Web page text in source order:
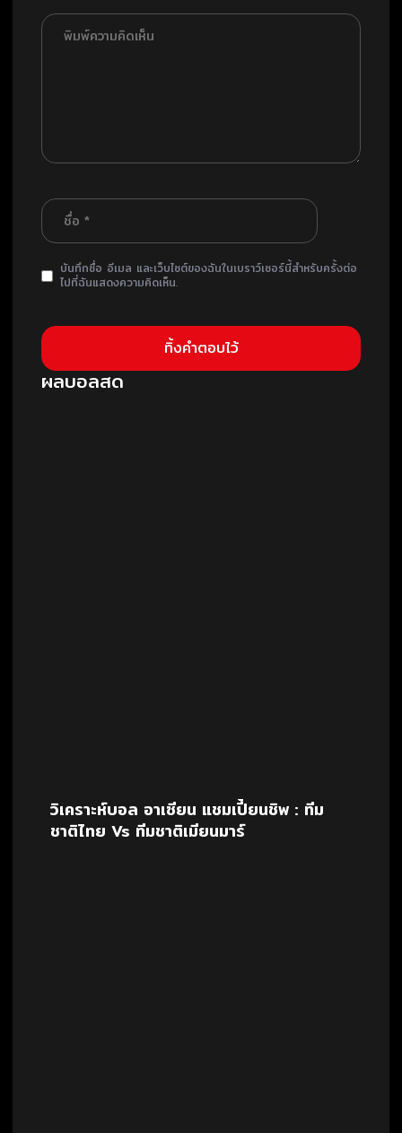
บันทึกชื่อ อีเมล และเว็บไซต์ของฉันในเบราว์เซอร์นี้สำหรับครั้งต่อ
ไปที่ฉันแสดงความคิดเห็น.
ผลบอลสด
วิเคราะห์บอล อาเซียน แชมเปี้ยนชิพ : ทีม
ชาติไทย Vs ทีมชาติเมียนมาร์